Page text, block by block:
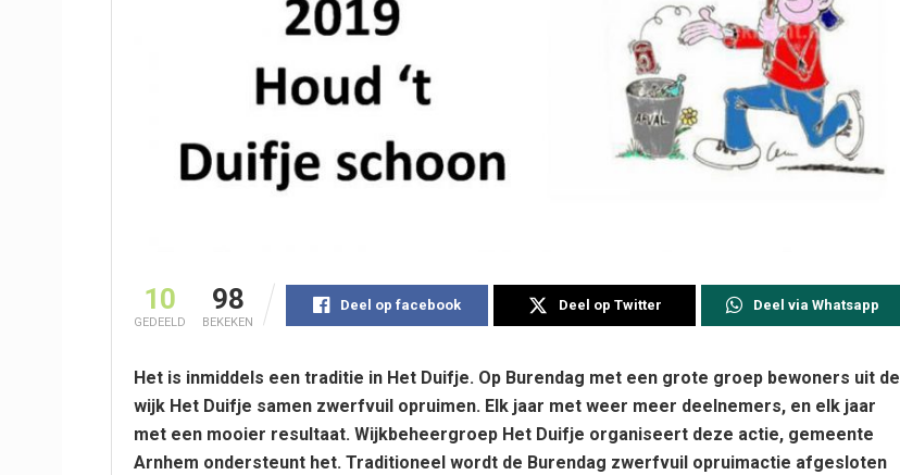
10
GEDEELD
98
BEKEKEN
Deel op facebook Deel op Twitter Deel via Whatsapp
Het is inmiddels een traditie in Het Duifje. Op Burendag met een grote groep bewoners uit de
wijk Het Duifje samen zwerfvuil opruimen. Elk jaar met weer meer deelnemers, en elk jaar
met een mooier resultaat. Wijkbeheergroep Het Duifje organiseert deze actie, gemeente
Arnhem ondersteunt het. Traditioneel wordt de Burendag zwerfvuil opruimactie afgesloten